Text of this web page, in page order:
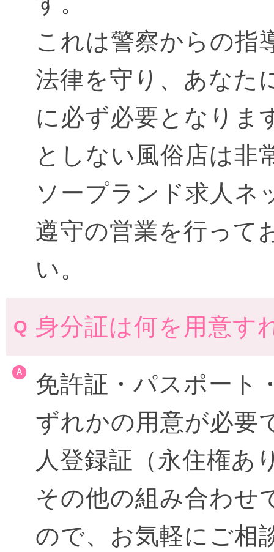
これは警察からの指
法律を守り、あなた
に必ず必要となりま
としない風俗店は非
ソープランド求人ネ
遵守の営業を行って
い。
身分証は何を用意す
免許証・パスポート
ずれかの用意が必要
人登録証（永住権あ
その他の組み合わせ
ので、お気軽にご相